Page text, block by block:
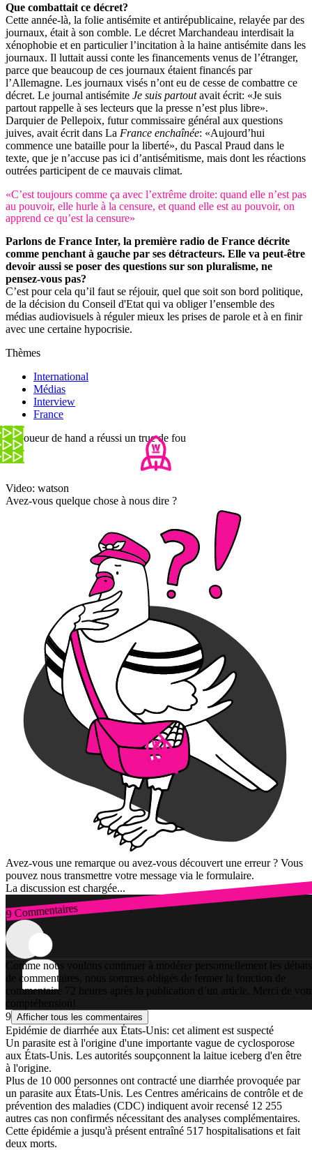
Que combattait ce décret?
Cette année-là, la folie antisémite et antirépublicaine, relayée par des
journaux, était à son comble. Le décret Marchandeau interdisait la
xénophobie et en particulier l’incitation à la haine antisémite dans les
journaux. Il luttait aussi conte les financements venus de l’étranger,
parce que beaucoup de ces journaux étaient financés par
l’Allemagne. Les journaux visés n’ont eu de cesse de combattre ce
décret. Le journal antisémite Je suis partoutavait écrit: «Je suis
partout rappelle à ses lecteurs que la presse n’est plus libre».
Darquier de Pellepoix, futur commissaire général aux questions
juives, avait écrit dans La France enchaînée: «Aujourd’hui
commence une bataille pour la liberté», du Pascal Praud dans le
texte, que je n’accuse pas ici d’antisémitisme, mais dont les réactions
outrées participent de ce mauvais climat.
«C’est toujours comme ça avec l’extrême droite: quand elle n’est pas
au pouvoir, elle hurle à la censure, et quand elle est au pouvoir, on
apprend ce qu’est la censure»
Parlons de France Inter, la première radio de France décrite
comme penchant à gauche par ses détracteurs. Elle va peut-être
devoir aussi se poser des questions sur son pluralisme, ne
pensez-vous pas?
C’est pour cela qu’il faut se réjouir, quel que soit son bord politique,
de la décision du Conseil d'Etat qui va obliger l’ensemble des
médias audiovisuels à réguler mieux les prises de parole et à en finir
avec une certaine hypocrisie.
Thèmes
International
Médias
Interview
France
Ce joueur de hand a réussi un truc de fou
Video: watson
Avez-vous quelque chose à nous dire ?
Avez-vous une remarque ou avez-vous découvert une erreur ? Vous
pouvez nous transmettre votre message via le formulaire.
La discussion est chargée...
9 Commentaires
Connexion
Comme nous voulons continuer à modérer personnellement les débats
de commentaires, nous sommes obligés de fermer la fonction de
commentaire 72 heures après la publication d’un article. Merci de
compréhension!
9 Afficher tous les commentaires
Epidémie de diarrhée aux États-Unis: cet aliment est suspecté
Un parasite est à l'origine d'une importante vague de cyclosporose
aux États-Unis. Les autorités soupçonnent la laitue iceberg d'en être
à l'origine.
Plus de 10 000 personnes ont contracté une diarrhée provoquée par
un parasite aux États-Unis. Les Centres américains de contrôle et de
prévention des maladies (CDC) indiquent avoir recensé 12 255
autres cas non confirmés nécessitant des analyses complémentaires.
Cette épidémie a jusqu'à présent entraîné 517 hospitalisations et fait
deux morts.